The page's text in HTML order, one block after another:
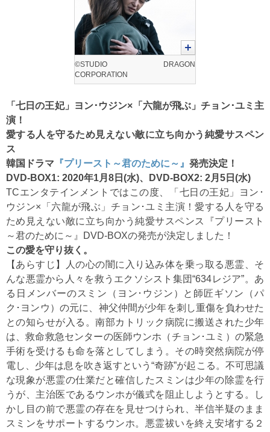
©STUDIO DRAGON
CORPORATION
「七日の王妃」ヨン･ウジン×「六龍が飛ぶ」チョン･ユミ主
演！
愛する人を守るため見えない敵に立ち向かう純愛サスペン
ス
韓国ドラマ 『プリースト～君のために～』 発売決定！
DVD-BOX1: 2020年1月8日(水)、DVD-BOX2: 2月5日(水)
TCエンタテインメントではこの度、「七日の王妃」ヨン･
ウジン×「六龍が飛ぶ」チョン･ユミ主演！愛する人を守る
ため見えない敵に立ち向かう純愛サスペンス『プリースト
～君のために～』DVD-BOXの発売が決定しました！
この愛を守り抜く。
【あらすじ】人の心の闇に入り込み体を乗っ取る悪霊、そ
んな悪霊から人々を救うエクソシスト集団“634レジア”。あ
る日メンバーのスミン（ヨン･ウジン）と師匠ギソン（パ
ク･ヨンウ）の元に、神父仲間が少年を刺し重傷を負わせた
との知らせが入る。南部カトリック病院に搬送された少年
は、救命救急センターの医師ウンホ（チョン･ユミ）の緊急
手術を受けるも命を落としてしまう。その時突然病院が停
電し、少年は息を吹き返すという“奇跡”が起こる。不可思議
な現象が悪霊の仕業だと確信したスミンは少年の除霊を行
うが、主治医であるウンホが儀式を阻止しようとする。し
かし目の前で悪霊の存在を見せつけられ、半信半疑のまま
スミンをサポートするウンホ。悪霊祓いを終え安堵する２